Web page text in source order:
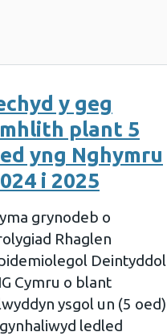
y geg
plant 5
yng Nghymru
i 2025
grynodeb o
Rhaglen
Deintyddol
Cymru o blant
ysgol un (5 oed)
ledled